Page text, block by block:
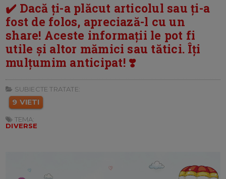
✔️ Dacă ți-a plăcut articolul sau ți-a
fost de folos, apreciază-l cu un
share! Aceste informații le pot fi
utile și altor mămici sau tătici. Îți
mulțumim anticipat! ❣️
SUBIECTE TRATATE:
9 VIETI
TEMA:
DIVERSE